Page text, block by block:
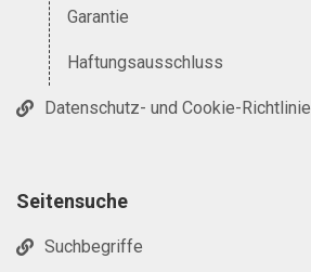
Garantie
Haftungsausschluss
Datenschutz- und Cookie-Richtlinie
Seitensuche
Suchbegriffe